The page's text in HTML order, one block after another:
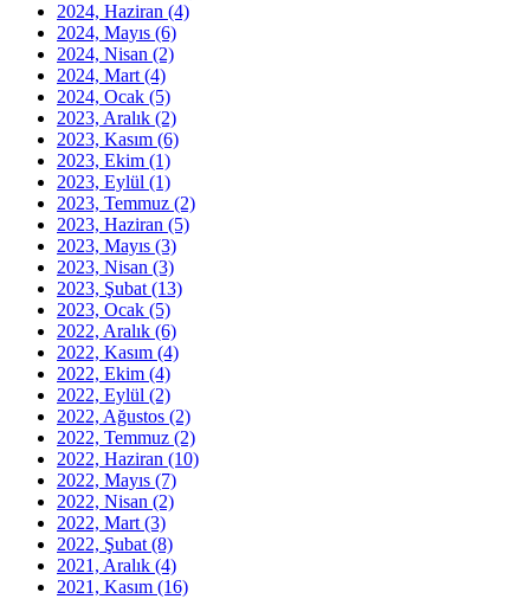
2024, Haziran (4)
2024, Mayıs (6)
2024, Nisan (2)
2024, Mart (4)
2024, Ocak (5)
2023, Aralık (2)
2023, Kasım (6)
2023, Ekim (1)
2023, Eylül (1)
2023, Temmuz (2)
2023, Haziran (5)
2023, Mayıs (3)
2023, Nisan (3)
2023, Şubat (13)
2023, Ocak (5)
2022, Aralık (6)
2022, Kasım (4)
2022, Ekim (4)
2022, Eylül (2)
2022, Ağustos (2)
2022, Temmuz (2)
2022, Haziran (10)
2022, Mayıs (7)
2022, Nisan (2)
2022, Mart (3)
2022, Şubat (8)
2021, Aralık (4)
2021, Kasım (16)